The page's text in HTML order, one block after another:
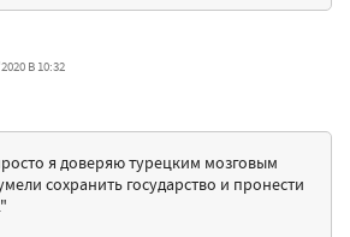
В 10:32
я доверяю турецким мозговым
сохранить государство и пронести